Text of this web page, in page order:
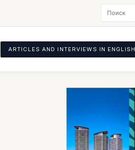
ARTICLES AND INTERVIEWS IN ENGLISH